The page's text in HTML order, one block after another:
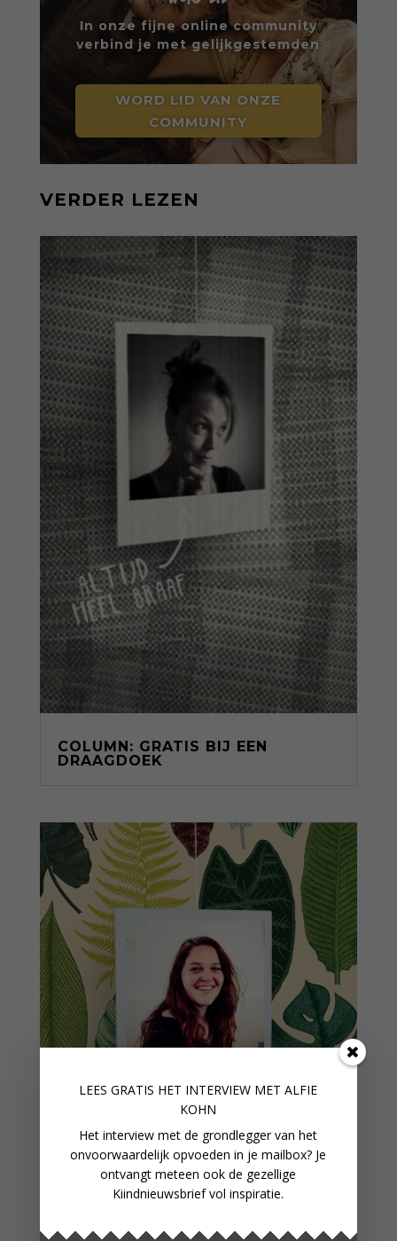
In onze fijne online community
verbind je met gelijkgestemden
WORD LID VAN ONZE
COMMUNITY
VERDER LEZEN
COLUMN: GRATIS BIJ EEN
DRAAGDOEK
LEES GRATIS HET INTERVIEW MET ALFIE
KOHN
Het interview met de grondlegger van het
onvoorwaardelijk opvoeden in je mailbox? Je
ontvangt meteen ook de gezellige
Kiindnieuwsbrief vol inspiratie.